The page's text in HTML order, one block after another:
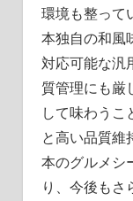
環境も整って
本独自の和風
対応可能な汎
質管理にも厳
して味わうこ
と高い品質維
本のグルメシ
り、今後もさ